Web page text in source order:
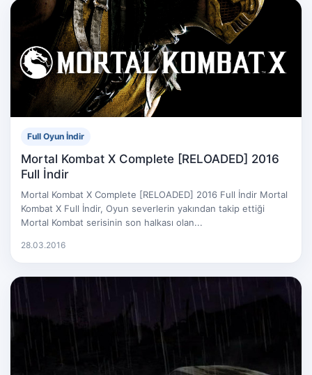
Full Oyun İndir
Mortal Kombat X Complete [RELOADED] 2016
Full İndir
Mortal Kombat X Complete [RELOADED] 2016 Full İndir Mortal
Kombat X Full İndir, Oyun severlerin yakından takip ettiği
Mortal Kombat serisinin son halkası olan...
28.03.2016